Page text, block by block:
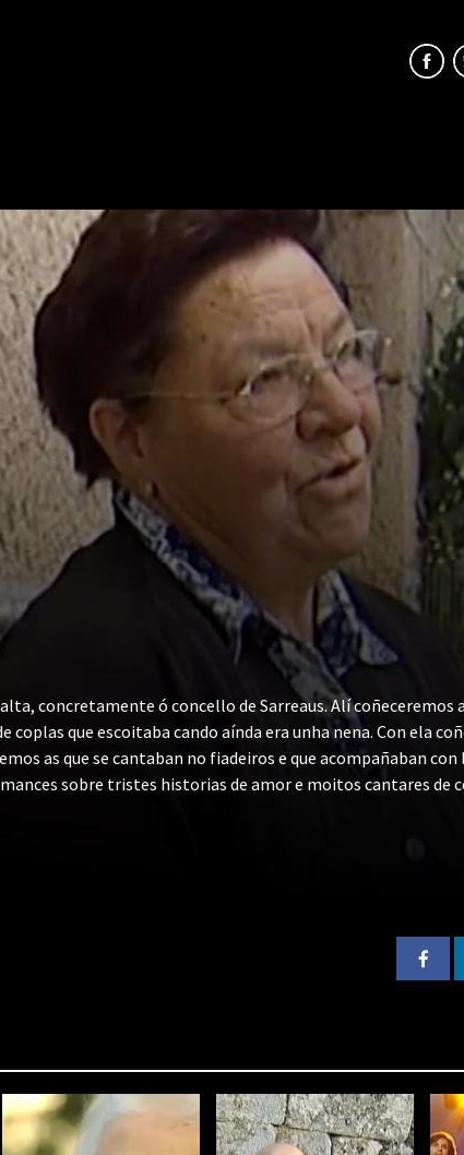
concretamente ó concello de Sarreaus. Alí coñeceremos
que escoitaba cando aínda era unha nena. Con ela
as que se cantaban no fiadeiros e que acompañaban
sobre tristes historias de amor e moitos cantares de
para vender as súas coplas nas feiras. Coplas coas
os transmisores orais desas novas que, ademais, vendían
redonda coma o Cego de Sas. Del falaremos con
coplas que foi fixando na súa memoria. Agora, con
copla que comeza a esvaerse.